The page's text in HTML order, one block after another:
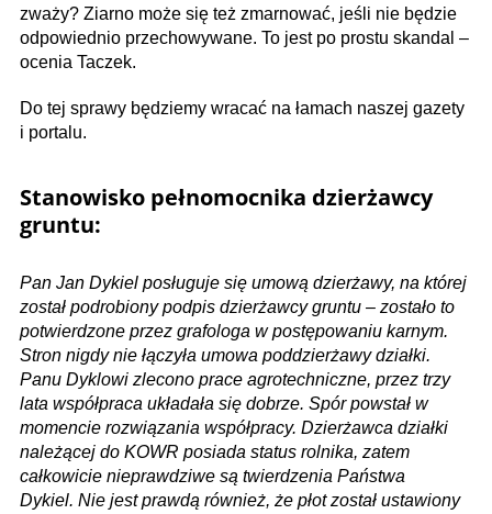
zważy? Ziarno może się też zmarnować, jeśli nie będzie
odpowiednio przechowywane. To jest po prostu skandal –
ocenia Taczek.
Do tej sprawy będziemy wracać na łamach naszej gazety
i portalu.
Stanowisko pełnomocnika dzierżawcy
gruntu:
Pan Jan Dykiel posługuje się umową dzierżawy, na której
został podrobiony podpis dzierżawcy gruntu – zostało to
potwierdzone przez grafologa w postępowaniu karnym.
Stron nigdy nie łączyła umowa poddzierżawy działki.
Panu Dyklowi zlecono prace agrotechniczne, przez trzy
lata współpraca układała się dobrze. Spór powstał w
momencie rozwiązania współpracy. Dzierżawca działki
należącej do KOWR posiada status rolnika, zatem
całkowicie nieprawdziwe są twierdzenia Państwa
Dykiel. Nie jest prawdą również, że płot został ustawiony